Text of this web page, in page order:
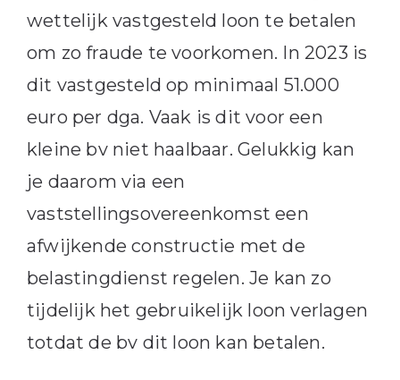
wettelijk vastgesteld loon te betalen
om zo fraude te voorkomen. In 2023 is
dit vastgesteld op minimaal 51.000
euro per dga. Vaak is dit voor een
kleine bv niet haalbaar. Gelukkig kan
je daarom via een
vaststellingsovereenkomst een
afwijkende constructie met de
belastingdienst regelen. Je kan zo
tijdelijk het gebruikelijk loon verlagen
totdat de bv dit loon kan betalen.